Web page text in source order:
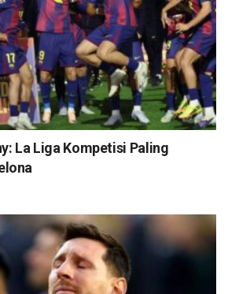
La Liga Kompetisi Paling